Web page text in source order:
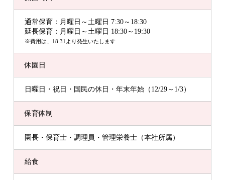
通常保育：月曜日～土曜日 7:30～18:30
延長保育：月曜日～土曜日 18:30～19:30
※費用は、18:31より発生いたします
休園日
日曜日・祝日・国民の休日・年末年始（12/29～1/3）
保育体制
園長・保育士・調理員・管理栄養士（本社所属）
給食